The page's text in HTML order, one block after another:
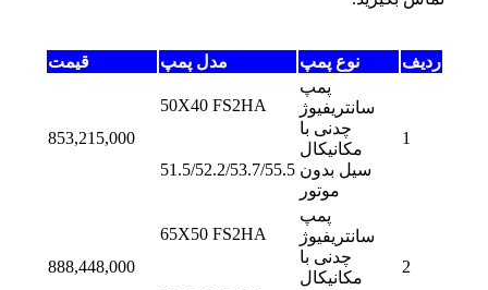
قیمت مدل پمپ نوع پمپ ردیف
853,215,000
50X40 FS2HA
پمپ
سانتریفیوژ
چدنی با
مکانیکال
سیل بدون
موتور
1
51.5/52.2/53.7/55.5
888,448,000
65X50 FS2HA
پمپ
سانتریفیوژ
چدنی با
مکانیکال
2